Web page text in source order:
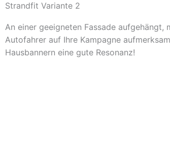
Strandfit Variante 2
An einer geeigneten Fassade aufgehängt,
Autofahrer auf Ihre Kampagne
Hausbannern eine gute Resonanz!